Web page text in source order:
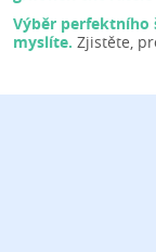
Výběr perfektního
myslíte. Zjistěte,